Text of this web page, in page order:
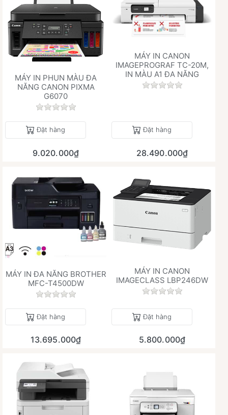
MÁY IN PHUN MÀU ĐA
NĂNG CANON PIXMA
G6070
Chưa có đánh giá nào cho sản phẩm này.
Đặt hàng
9.020.000₫
MÁY IN CANON
IMAGEPROGRAF TC-20M,
IN MÀU A1 ĐA NĂNG
Chưa có đánh giá
Đặt hàng
28.490.000₫
MÁY IN ĐA NĂNG BROTHER
MFC-T4500DW
Chưa có đánh giá nào cho sản phẩm này.
Đặt hàng
13.695.000₫
MÁY IN CANON
IMAGECLASS LBP246DW
Chưa có đánh giá
Đặt hàng
5.800.000₫